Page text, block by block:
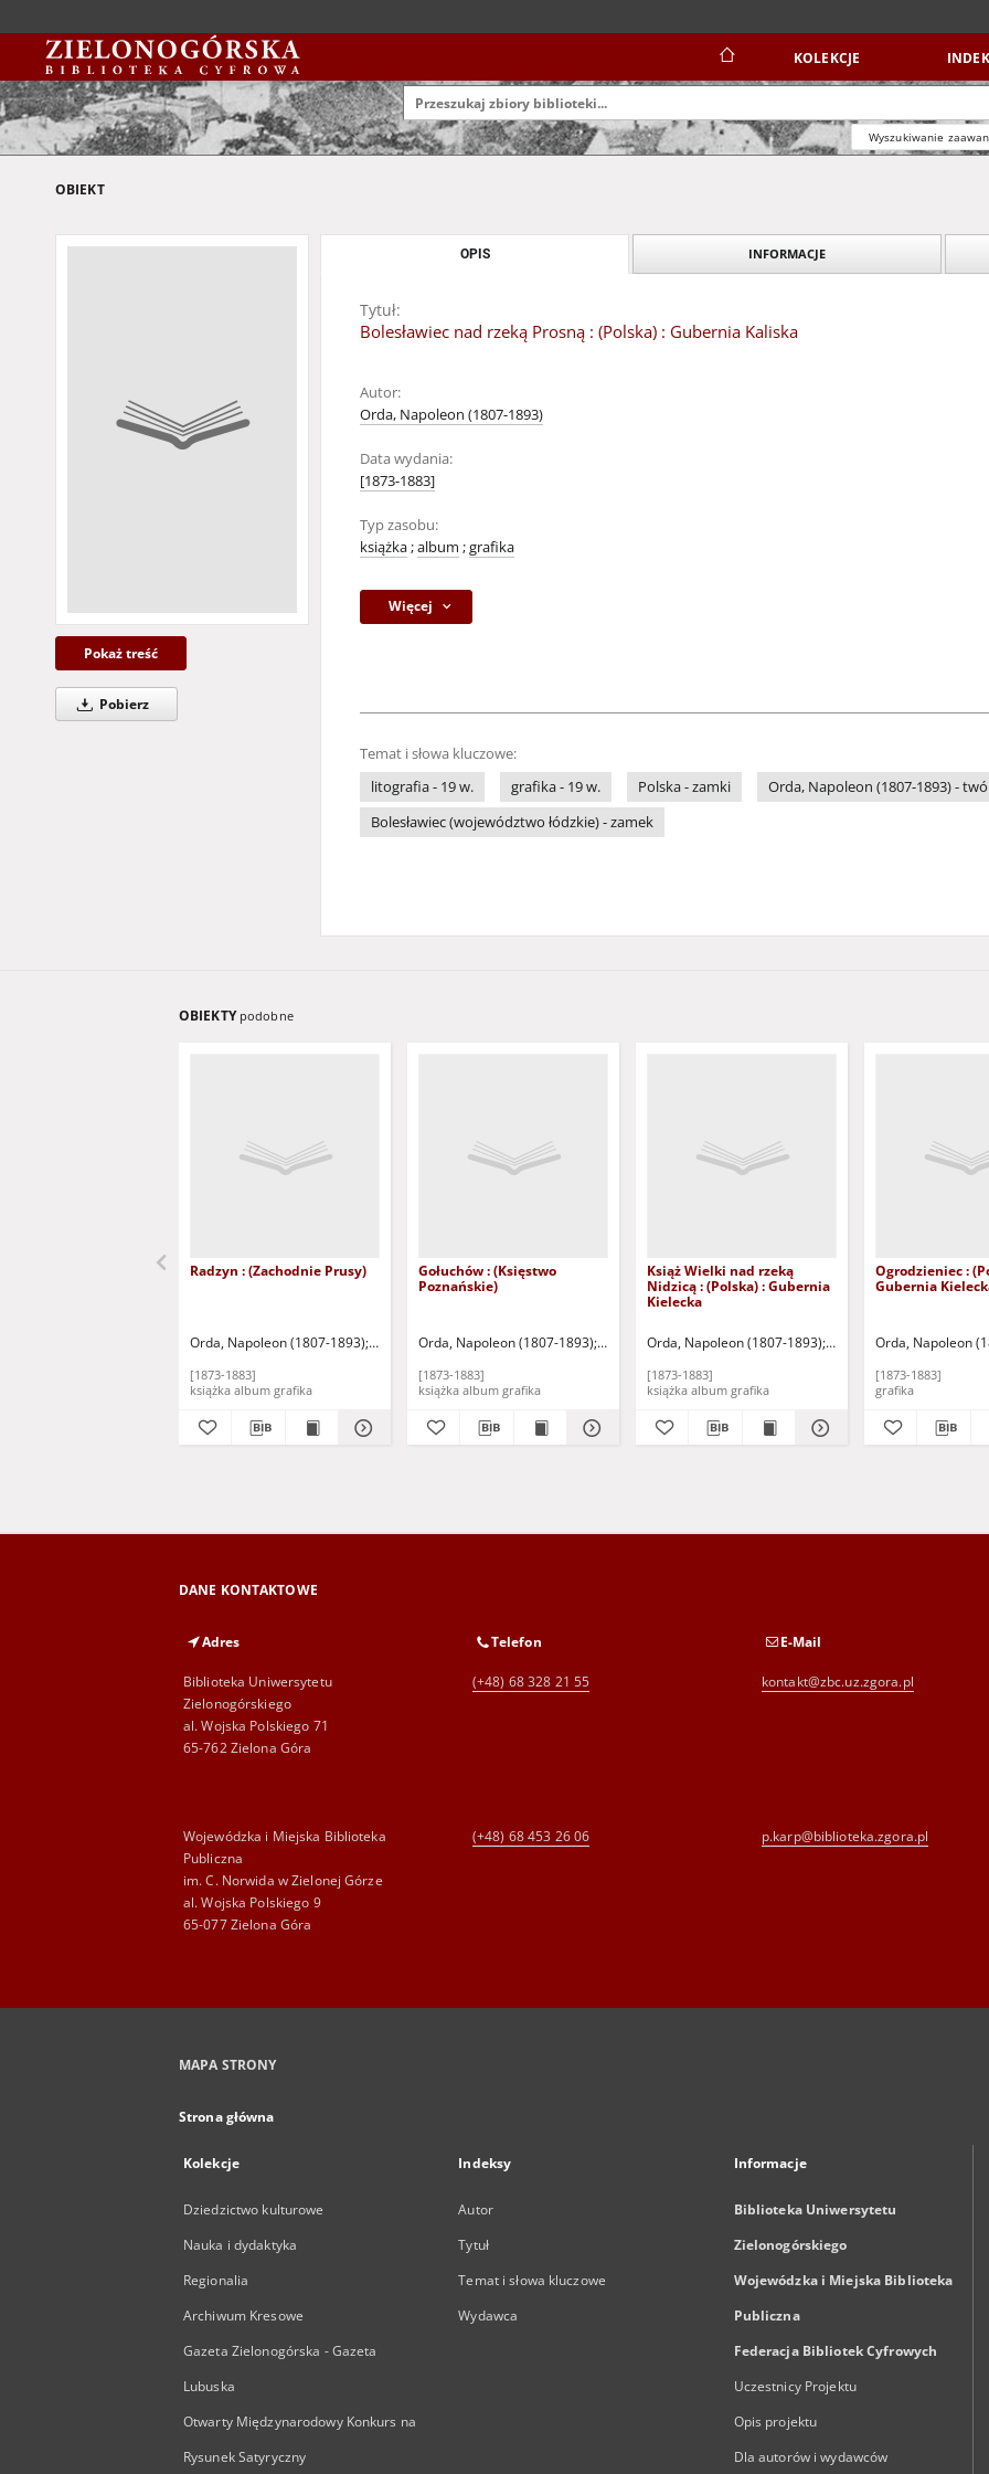
KOLEKCJE
Wyszukiwanie
OBIEKT
Pokaż treść
Pobierz
OPIS INFORMACJE
Tytuł:
Bolesławiec nad rzeką Prosną : (Polska) : Gubernia Kaliska
Autor:
Orda, Napoleon (1807-1893)
Data wydania:
[1873-1883]
Typ zasobu:
książka;album ;grafika
Więcej
Temat i słowa kluczowe:
litografia - 19 w.
grafika - 19 w. Polska - zamki
Orda, Napoleon (1807-1893) -
Bolesławiec (województwo łódzkie) - zamek
OBIEKTY podobne
Radzyn : (Zachodnie Prusy)
Orda, Napoleon (1807-1893) Warszawa: Zakład Litograficzny M. Fajansa
[1873-1883]
książka album grafika
Gołuchów : (Księstwo
Poznańskie)
Orda, Napoleon (1807-1893) Warszawa: Zakład Litograficzny M. Fajansa
[1873-1883]
książka album grafika
Książ Wielki nad rzeką
Nidzicą : (Polska) : Gubernia
Kielecka
Orda, Napoleon (1807-1893) Warszawa: Zakład
[1873-1883]
książka album grafika
Ogrodzieniec :
Gubernia
Orda, Napoleon
[1873-1883]
grafika
DANE KONTAKTOWE
Adres
Biblioteka Uniwersytetu
Zielonogórskiego
al. Wojska Polskiego 71
65-762 Zielona Góra
Telefon
(+48) 68 328 21 55
E-Mail
kontakt@zbc.uz.zgora.pl
Wojewódzka i Miejska Biblioteka
Publiczna
im. C. Norwida w Zielonej Górze
al. Wojska Polskiego 9
65-077 Zielona Góra
(+48) 68 453 26 06 p.karp@biblioteka.zgora.pl
MAPA STRONY
Strona główna
Kolekcje
Dziedzictwo kulturowe
Nauka i dydaktyka
Regionalia
Archiwum Kresowe
Gazeta Zielonogórska - Gazeta
Lubuska
Otwarty Międzynarodowy Konkurs na
Rysunek Satyryczny
Indeksy
Autor
Tytuł
Temat i słowa kluczowe
Wydawca
Informacje
Biblioteka Uniwersytetu
Zielonogórskiego
Wojewódzka i Miejska Biblioteka
Publiczna
Federacja Bibliotek Cyfrowych
Uczestnicy Projektu
Opis projektu
Dla autorów i wydawców